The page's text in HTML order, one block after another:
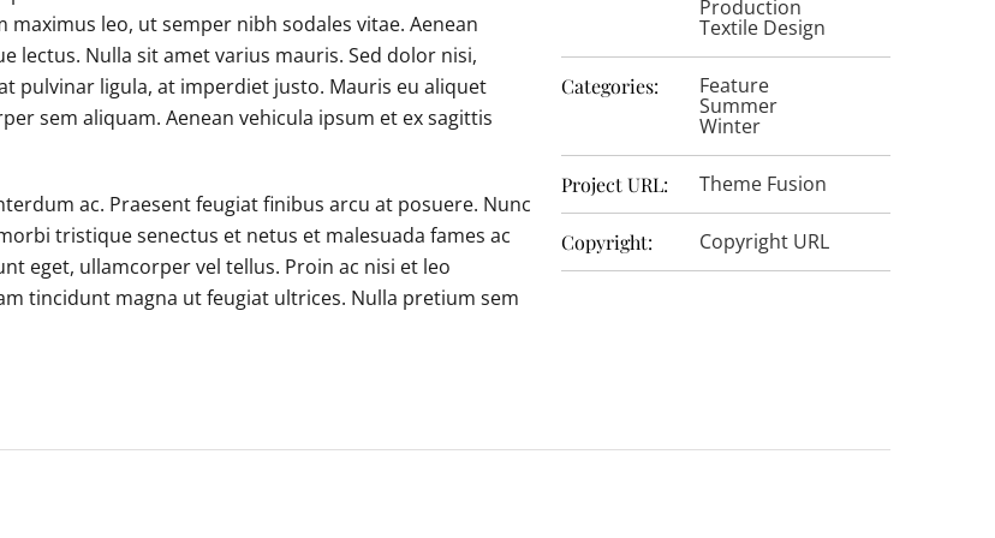
leo, ut semper nibh sodales vitae. Aenean
lectus. Nulla sit amet varius mauris. Sed dolor nisi,
pulvinar ligula, at imperdiet justo. Mauris eu aliquet
sem aliquam. Aenean vehicula ipsum et ex sagittis
ac. Praesent feugiat finibus arcu at posuere. Nunc
tristique senectus et netus et malesuada fames ac
eget, ullamcorper vel tellus. Proin ac nisi et leo
tincidunt magna ut feugiat ultrices. Nulla pretium sem
Production
Textile Design
Categories: Feature
Summer
Winter
Project URL: Theme Fusion
Copyright: Copyright URL